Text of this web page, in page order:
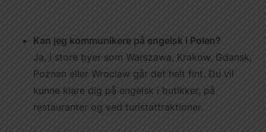
Kan jeg kommunikere på engelsk i Polen?
Ja, i store byer som Warszawa, Krakow, Gdansk,
Poznan eller Wroclaw går det helt fint. Du vil
kunne klare dig på engelsk i butikker, på
restauranter og ved turistattraktioner.